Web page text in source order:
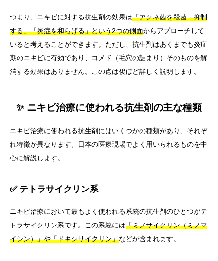
つまり、ニキビに対する抗生剤の効果は「アクネ菌を殺菌・抑制
する」「炎症を和らげる」という2つの側面からアプローチして
いると考えることができます。ただし、抗生剤はあくまでも炎症
期のニキビに有効であり、コメド（毛穴の詰まり）そのものを解
消する効果はありません。この点は後ほど詳しく説明します。
✨ ニキビ治療に使われる抗生剤の主な種類
ニキビ治療に使われる抗生剤にはいくつかの種類があり、それぞ
れ特徴が異なります。日本の医療現場でよく用いられるものを中
心に解説します。
✅ テトラサイクリン系
ニキビ治療において最もよく使われる系統の抗生剤のひとつがテ
トラサイクリン系です。この系統には「ミノサイクリン（ミノマ
イシン）」や「ドキシサイクリン」などが含まれます。